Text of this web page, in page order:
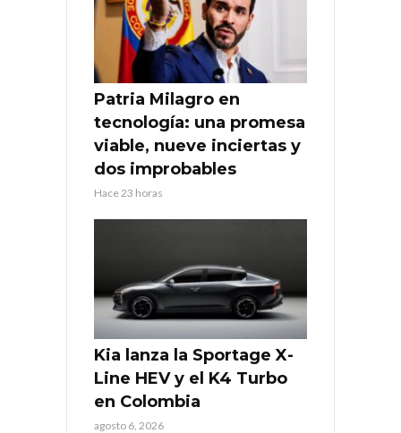
Patria Milagro en
tecnología: una promesa
viable, nueve inciertas y
dos improbables
Hace 23 horas
Kia lanza la Sportage X-
Line HEV y el K4 Turbo
en Colombia
agosto 6, 2026